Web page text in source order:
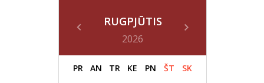
RUGPJŪTIS
2026
PR AN TR KE PN ŠT
SK